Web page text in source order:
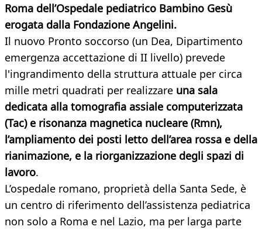
Roma dell’Ospedale pediatrico Bambino Gesù
erogata dalla Fondazione Angelini.
Il nuovo Pronto soccorso (un Dea, Dipartimento
emergenza accettazione di II livello) prevede
l'ingrandimento della struttura attuale per circa
mille metri quadrati per realizzare una sala
dedicata alla tomografia assiale computerizzata
(Tac) e risonanza magnetica nucleare (Rmn),
l’ampliamento dei posti letto dell’area rossa e della
rianimazione, e la riorganizzazione degli spazi di
lavoro.
L’ospedale romano, proprietà della Santa Sede, è
un centro di riferimento dell’assistenza pediatrica
non solo a Roma e nel Lazio, ma per larga parte